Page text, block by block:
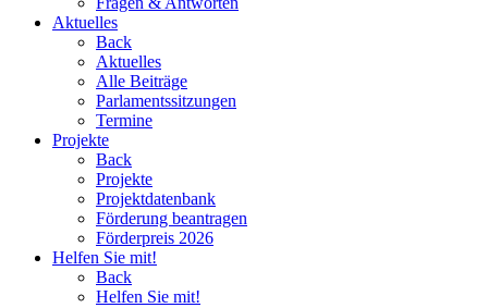
Aktuelles
Back
Aktuelles
Alle Beiträge
Parlamentssitzungen
Termine
Projekte
Back
Projekte
Projektdatenbank
Förderung beantragen
Förderpreis 2026
Helfen Sie mit!
Back
Helfen Sie mit!